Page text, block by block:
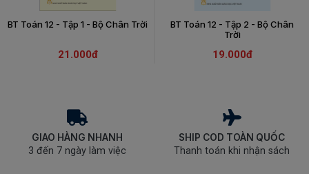
BT Toán 12 - Tập 1 - Bộ Chân Trời
21.000đ
BT Toán 12 - Tập 2 - Bộ Chân
Trời
19.000đ
GIAO HÀNG NHANH
3 đến 7 ngày làm việc
SHIP COD TOÀN QUỐC
Thanh toán khi nhận sách